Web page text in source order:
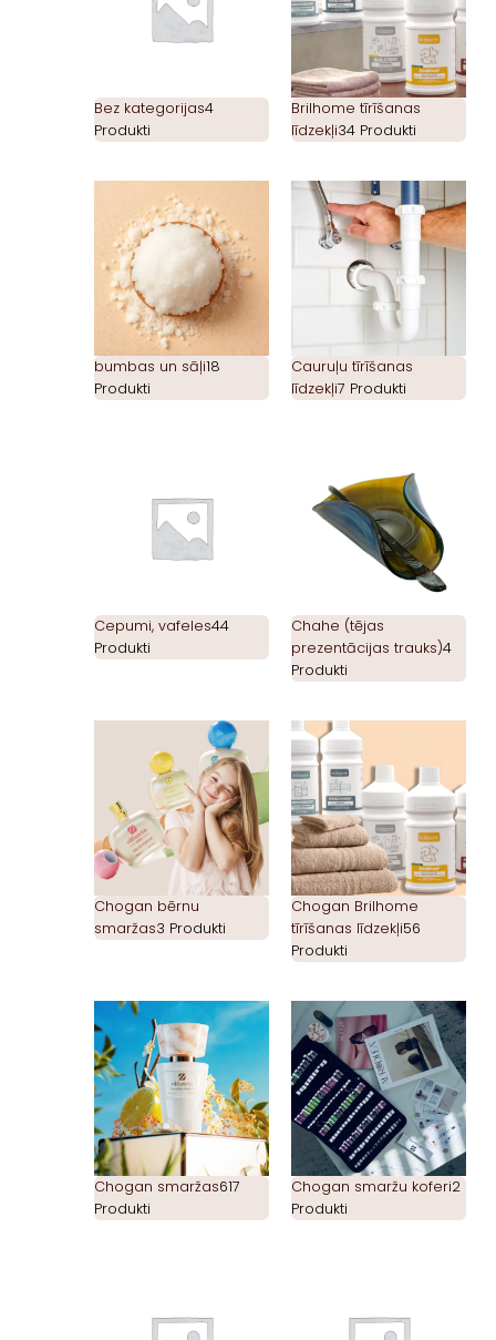
Bez kategorijas4
Produkti
Brilhome tīrīšanas
līdzekļi34 Produkti
bumbas un sāļi18
Produkti
Cauruļu tīrīšanas
līdzekļi7 Produkti
Cepumi, vafeles44
Produkti
Chahe (tējas
prezentācijas trauks)4
Produkti
Chogan bērnu
smaržas3 Produkti
Chogan Brilhome
tīrīšanas līdzekļi56
Produkti
Chogan smaržas617
Produkti
Chogan smaržu koferi2
Produkti